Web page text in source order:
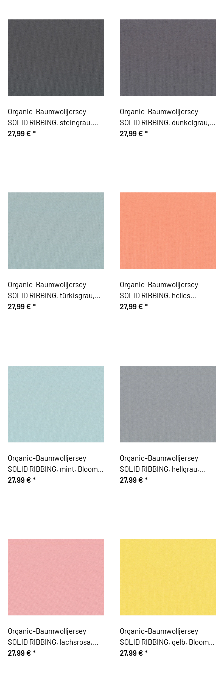
Organic-Baumwolljersey
SOLID RIBBING, steingrau,
Bloome Copenhagen
27,99 € *
Organic-Baumwolljersey
SOLID RIBBING, dunkelgrau,
Bloome Copenhagen
27,99 € *
Organic-Baumwolljersey
SOLID RIBBING, türkisgrau,
Bloome Copenhagen
27,99 € *
Organic-Baumwolljersey
SOLID RIBBING, helles
aprikot, Bloome Copenhagen
27,99 € *
Organic-Baumwolljersey
SOLID RIBBING, mint, Bloome
Copenhagen
27,99 € *
Organic-Baumwolljersey
SOLID RIBBING, hellgrau,
Bloome Copenhagen
27,99 € *
Organic-Baumwolljersey
SOLID RIBBING, lachsrosa,
Bloome Copenhagen
27,99 € *
Organic-Baumwolljersey
SOLID RIBBING, gelb, Bloome
Copenhagen
27,99 € *